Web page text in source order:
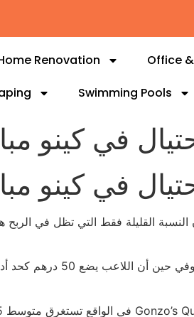
Renovation
Office
Swimming Pools
في كينو
في كينو